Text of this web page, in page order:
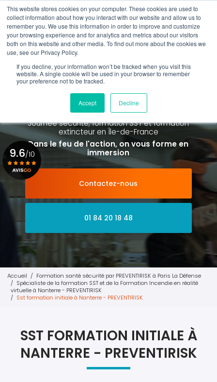
This website stores cookies on your computer. These cookies are used to
collect information about how you interact with our website and allow us to
remember you. We use this information in order to improve and customize
your browsing experience and for analytics and metrics about our visitors
both on this website and other media. To find out more about the cookies we
use, see our Privacy Policy.
If you decline, your information won’t be tracked when you visit this
website. A single cookie will be used in your browser to remember
your preference not to be tracked.
Accept Decline
Aller
au
contenu
principal
01 84 20 18 48
Spécialiste de la formation SST et
de la Formation Incendie
à Paris La Défense depuis 2015
Journée sécurité, formation SST et formation
extincteuren Île-de-France
Dans le feu de l'action, on vous forme en
immersion
Contactez-nous
01 84 20 18 48
9.6/10
Voir le certificat
Accueil
Formation santé sécurité par PREVENTIRISK à Paris La Défense
Spécialiste de la formation SST et de la Formation Incendie en réalité
virtuelle à Nanterre - PREVENTIRISK
Sst formation initiale à Nanterre - PREVENTIRISK
SST FORMATION INITIALE À
NANTERRE - PREVENTIRISK